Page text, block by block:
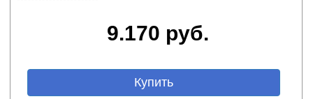
9.170 руб.
Купить